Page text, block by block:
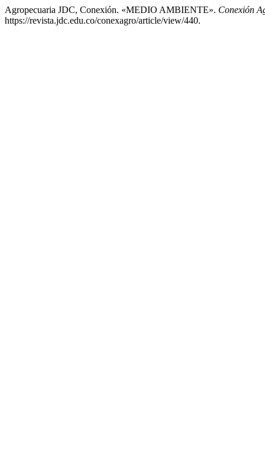
Agropecuaria JDC, Conexión. «MEDIO AMBIENTE». Conexión
https://revista.jdc.edu.co/conexagro/article/view/440.